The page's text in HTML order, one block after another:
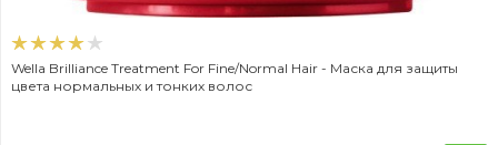
Wella Brilliance Treatment For Fine/Normal Hair - Маска для защиты
цвета нормальных и тонких волос